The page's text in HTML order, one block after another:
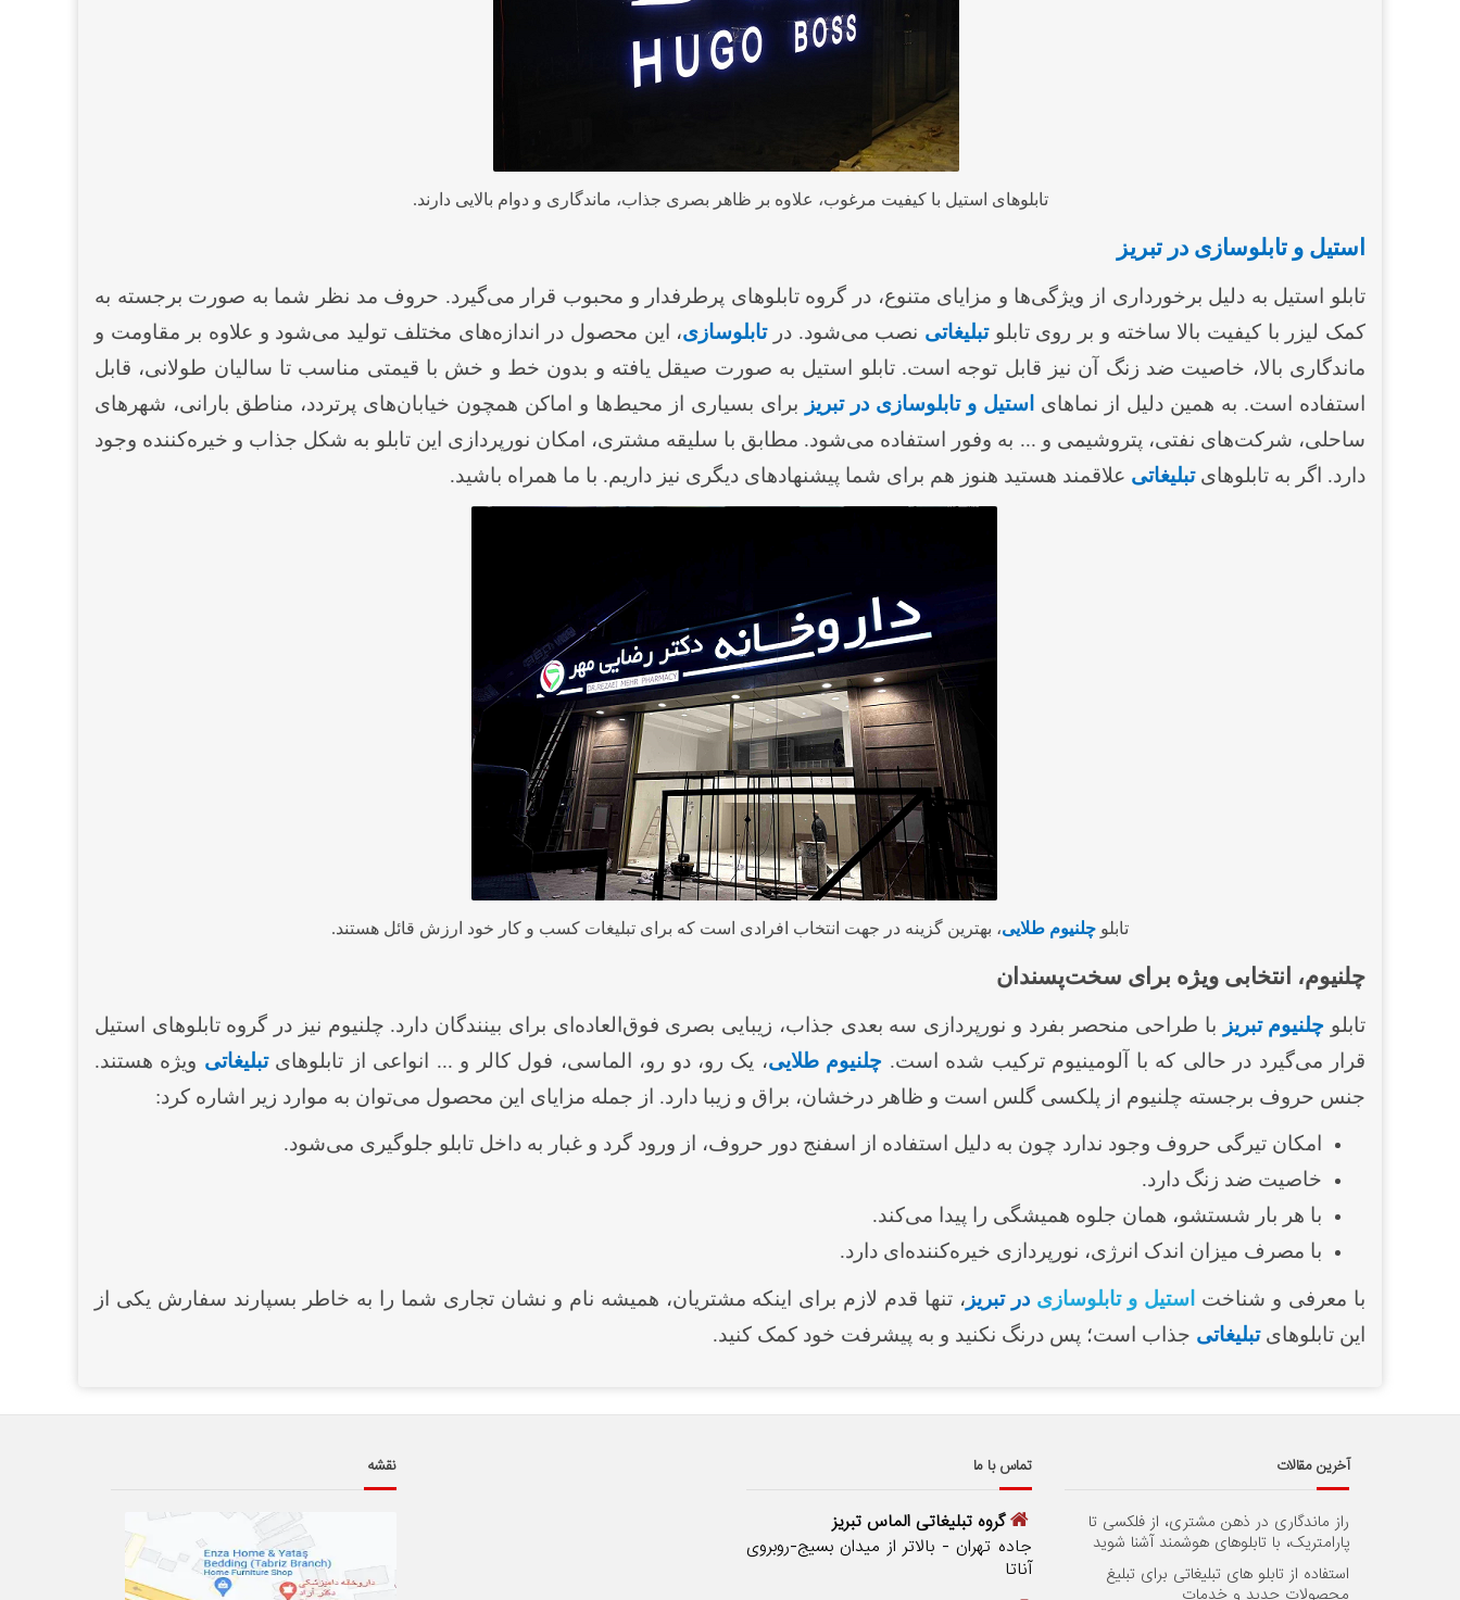
تابلو‌های استیل با کیفیت مرغوب، علاوه بر ظاهر بصری جذاب، ماندگاری و دوام بالایی دارند.
استیل و تابلوسازی در تبریز
تابلو استیل به دلیل برخورداری از ویژگی‌ها و مزایای متنوع، در گروه تابلوهای پرطرفدار و محبوب قرار می‌گیرد. حروف مد نظر شما به صورت برجسته به
کمک لیزر با کیفیت بالا ساخته و بر روی تابلوتبلیغاتی نصب می‌شود. درتابلوسازی، این محصول در اندازه‌های مختلف تولید می‌شود و علاوه بر مقاومت و
ماندگاری بالا، خاصیت ضد زنگ آن نیز قابل توجه است. تابلو استیل به صورت صیقل یافته و بدون خط و خش با قیمتی مناسب‌ تا سالیان طولانی، قابل
استفاده است. به همین دلیل از نماهای استیل و تابلوسازی در تبریز برای بسیاری از محیط‌ها و اماکن همچون خیابان‌های پرتردد، مناطق بارانی، شهرهای
ساحلی، شرکت‌های نفتی، پتروشیمی و ... به وفور استفاده می‌شود. مطابق با سلیقه مشتری، امکان نورپردازی این تابلو به شکل جذاب و خیره‌کننده وجود
دارد. اگر به تابلوهایتبلیغاتی علاقمند هستید هنوز هم برای شما پیشنهادهای دیگری نیز داریم. با ما همراه باشید.
تابلو چلنیوم طلایی، بهترین گزینه در جهت انتخاب افرادی است که برای تبلیغات کسب و کار خود ارزش قائل هستند.
چلنیوم، انتخابی ویژه برای سخت‌پسندان
تابلو چلنیوم تبریز با طراحی منحصر بفرد و نورپردازی سه بعدی جذاب، زیبایی بصری فوق‌العاده‌ای برای بینندگان دارد. چلنیوم نیز در گروه تابلوهای استیل
قرار می‌گیرد در حالی که با آلومینیوم ترکیب شده است. چلنیوم طلایی، یک رو، دو رو، الماسی، فول کالر و ... انواعی از تابلوهایتبلیغاتی ویژه هستند.
جنس حروف برجسته چلنیوم از پلکسی گلس است و ظاهر درخشان، براق و زیبا دارد. از جمله مزایای این محصول می‌توان به موارد زیر اشاره کرد:
امکان تیرگی حروف وجود ندارد چون به دلیل استفاده از اسفنج دور حروف، از ورود گرد و غبار به داخل تابلو جلوگیری می‌شود.
خاصیت ضد زنگ‌ دارد.
با هر بار شستشو، همان جلوه همیشگی را پیدا می‌کند.
با مصرف میزان اندک انرژی، نورپردازی خیره‌کننده‌ای دارد.
با معرفی و شناخت استیل و تابلوسازی در تبریز ، تنها قدم لازم برای اینکه مشتریان، همیشه نام و نشان تجاری شما را به خاطر بسپارند سفارش یکی از
این تابلوهایتبلیغاتی جذاب است؛ پس درنگ نکنید و به پیشرفت خود کمک کنید.
نقشه تماس با ما
گروه تبلیغاتی الماس تبریز
جاده تهران - بالاتر از میدان بسیج-روبروی
آناتا
آخرین مقالات
راز ماندگاری در ذهن مشتری، از فلکسی تا
پارامتریک، با تابلوهای هوشمند آشنا شوید
استفاده از تابلو های تبلیغاتی برای تبلیغ
محصولات جدید و خدمات